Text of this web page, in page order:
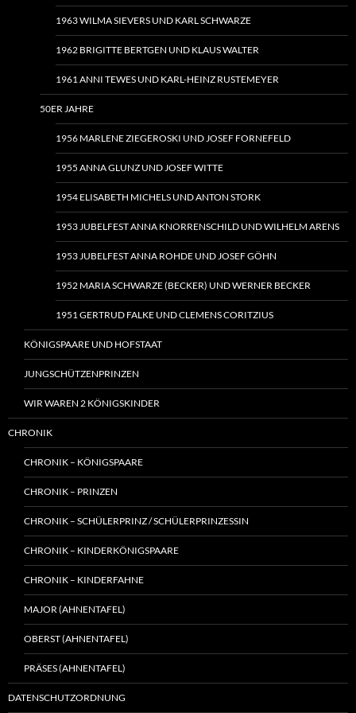
1963 WILMA SIEVERS UND KARL SCHWARZE
1962 BRIGITTE BERTGEN UND KLAUS WALTER
1961 ANNI TEWES UND KARL-HEINZ RUSTEMEYER
50ER JAHRE
1956 MARLENE ZIEGEROSKI UND JOSEF FORNEFELD
1955 ANNA GLUNZ UND JOSEF WITTE
1954 ELISABETH MICHELS UND ANTON STORK
1953 JUBELFEST ANNA KNORRENSCHILD UND WILHELM ARENS
1953 JUBELFEST ANNA ROHDE UND JOSEF GÖHN
1952 MARIA SCHWARZE (BECKER) UND WERNER BECKER
1951 GERTRUD FALKE UND CLEMENS CORITZIUS
KÖNIGSPAARE UND HOFSTAAT
JUNGSCHÜTZENPRINZEN
WIR WAREN 2 KÖNIGSKINDER
CHRONIK
CHRONIK – KÖNIGSPAARE
CHRONIK – PRINZEN
CHRONIK – SCHÜLERPRINZ / SCHÜLERPRINZESSIN
CHRONIK – KINDERKÖNIGSPAARE
CHRONIK – KINDERFAHNE
MAJOR (AHNENTAFEL)
OBERST (AHNENTAFEL)
PRÄSES (AHNENTAFEL)
DATENSCHUTZORDNUNG